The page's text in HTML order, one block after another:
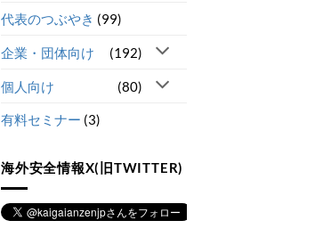
代表のつぶやき (99)
企業・団体向け (192)
個人向け (80)
有料セミナー (3)
海外安全情報X(旧TWITTER)